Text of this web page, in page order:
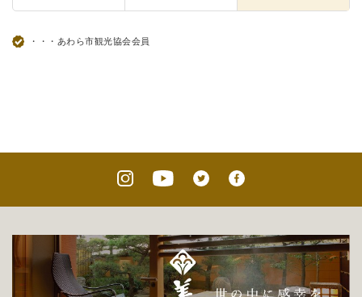
・・・あわら市観光協会会員